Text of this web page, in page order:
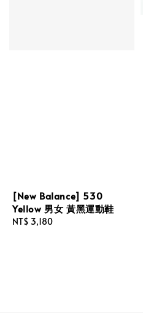
[New Balance] 530
Yellow 男女 黃黑運動鞋
Regular
NT$ 3,180